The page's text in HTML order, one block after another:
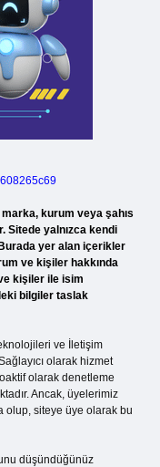
kurum veya şahıs
Sitede yalnızca kendi
Burada yer alan içerikler
ve kişiler hakkında
kişiler ile isim
bilgiler taslak
ve İletişim
olarak hizmet
olarak denetleme
Ancak, üyelerimiz
olup, siteye üye olarak bu
düşündüğünüz